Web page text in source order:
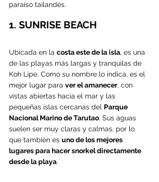
paraíso tailandés.
1. SUNRISE BEACH
Ubicada en la costa este de la isla, es una
de las playas más largas y tranquilas de
Koh Lipe. Como su nombre lo indica, es el
mejor lugar para ver el amanecer, con
vistas abiertas hacia el mar y las
pequeñas islas cercanas del Parque
Nacional Marino de Tarutao. Sus aguas
suelen ser muy claras y calmas, por lo
que también es uno de los mejores
lugares para hacer snorkel directamente
desde la playa.